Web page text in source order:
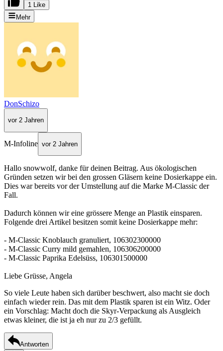
1 Like
Mehr
DonSchizo
vor 2 Jahren
M-Infoline vor 2 Jahren
Hallo snowwolf, danke für deinen Beitrag. Aus ökologischen
Gründen setzen wir bei den grossen Gläsern keine Dosierkappe ein.
Dies war bereits vor der Umstellung auf die Marke M-Classic der
Fall.
Dadurch können wir eine grössere Menge an Plastik einsparen.
Folgende drei Artikel besitzen somit keine Dosierkappe mehr:
- M-Classic Knoblauch granuliert, 106302300000
- M-Classic Curry mild gemahlen, 106306200000
- M-Classic Paprika Edelsüss, 106301500000
Liebe Grüsse, Angela
So viele Leute haben sich darüber beschwert, also macht sie doch
einfach wieder rein. Das mit dem Plastik sparen ist ein Witz. Oder
ein Vorschlag: Macht doch die Skyr-Verpackung als Ausgleich
etwas kleiner, die ist ja eh nur zu 2/3 gefüllt.
Antworten